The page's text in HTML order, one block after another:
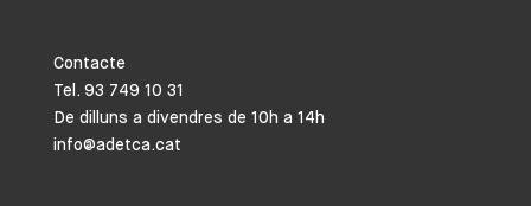
Contacte
Tel. 93 749 10 31
De dilluns a divendres de 10h a 14h
info@adetca.cat